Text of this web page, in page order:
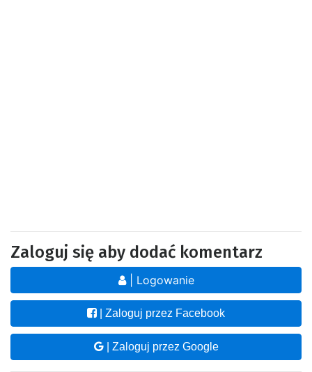
Zaloguj się aby dodać komentarz
| Logowanie
| Zaloguj przez Facebook
| Zaloguj przez Google